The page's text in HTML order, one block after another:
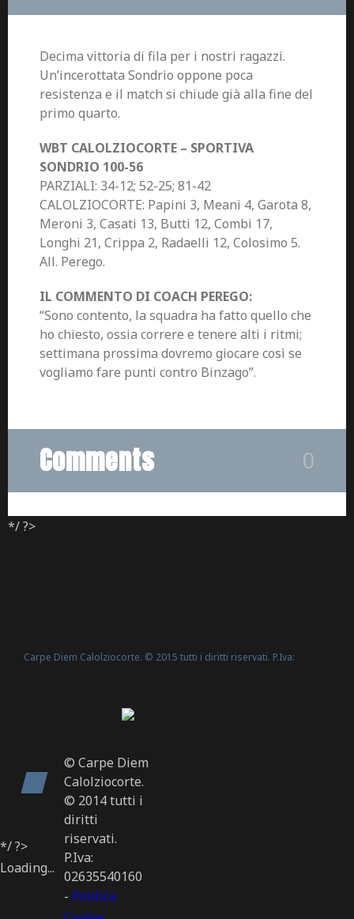
Decima vittoria di fila per i nostri ragazzi.
Un’incerottata Sondrio oppone poca
resistenza e il match si chiude già alla fine del
primo quarto.
WBT CALOLZIOCORTE – SPORTIVA
SONDRIO 100-56
PARZIALI: 34-12; 52-25; 81-42
CALOLZIOCORTE: Papini 3, Meani 4, Garota 8,
Meroni 3, Casati 13, Butti 12, Combi 17,
Longhi 21, Crippa 2, Radaelli 12, Colosimo 5.
All. Perego.
IL COMMENTO DI COACH PEREGO:
“Sono contento, la squadra ha fatto quello che
ho chiesto, ossia correre e tenere alti i ritmi;
settimana prossima dovremo giocare così se
vogliamo fare punti contro Binzago”.
Comments 0
*/ ?>
Carpe Diem Calolziocorte. © 2015 tutti i diritti riservati. P.Iva:
© Carpe Diem
Calolziocorte.
© 2014 tutti i
diritti
riservati.
P.Iva:
02635540160
- Politica
*/ ?>
Loading...